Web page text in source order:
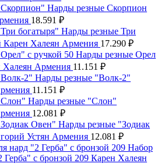
Нарды резные Скорпион
18.591 ₽
Нарды резные Три
Карен Халеян Армения 17.290 ₽
Нарды резные Орел
Халеян Армения 11.151 ₽
Нарды резные "Волк-2"
11.151 ₽
Нарды резные "Слон"
12.081 ₽
Нарды резные "Зодиак
Устян Армения 12.081 ₽
Набор
с бронзой 209 Карен Халеян